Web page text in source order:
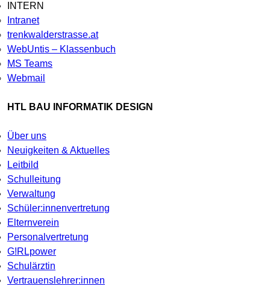
INTERN
Intranet
trenkwalderstrasse.at
WebUntis – Klassenbuch
MS Teams
Webmail
HTL BAU INFORMATIK DESIGN
Über uns
Neuigkeiten & Aktuelles
Leitbild
Schulleitung
Verwaltung
Schüler:innenvertretung
Elternverein
Personalvertretung
G!RLpower
Schulärztin
Vertrauenslehrer:innen